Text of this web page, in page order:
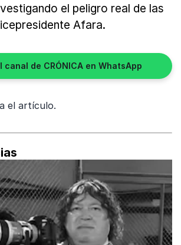
el peligro real de las
Afara.
canal de CRÓNICA en WhatsApp
el artículo.